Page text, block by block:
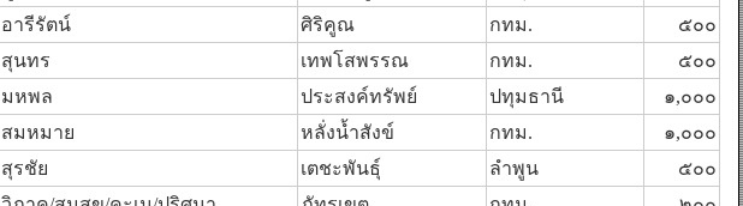
อารีรัตน์ ศิริคูณ กทม.
๕๐๐
สุนทร เทพโสพรรณ กทม.
๕๐๐
มหพล ประสงค์ทรัพย์ ปทุมธานี
๑,๐๐๐
สมหมาย หลั่งน้ำสังข์ กทม.
๑,๐๐๐
สุรชัย เตชะพันธุ์ ลำพูน
๕๐๐